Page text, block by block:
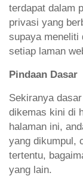
terdapat dalam
privasi yang
supaya meneliti
setiap laman
Pindaan Dasar
Sekiranya
dikemas kini di
halaman ini,
yang dikumpul,
tertentu,
yang lain.